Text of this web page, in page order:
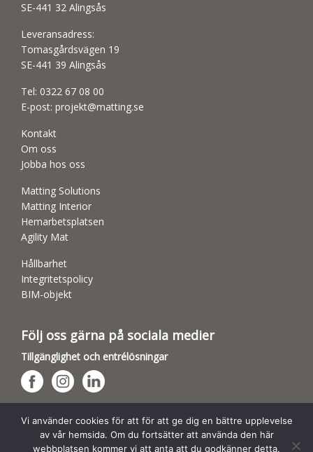
SE-441 32 Alingsås
Leveransadress:
Tomasgårdsvägen 19
SE-441 39 Alingsås
Tel: 0322 67 08 00
E-post: projekt@matting.se
Kontakt
Om oss
Jobba hos oss
Matting Solutions
Matting Interior
Hemarbetsplatsen
Agility Mat
Hållbarhet
Integritetspolicy
BIM-objekt
Följ oss gärna på sociala medier
Tillgänglighet och entrélösningar
Hundsporthallar
Vi använder cookies för att för att ge dig en bättre upplevelse
av vår hemsida. Om du fortsätter att använda den här
webbplatsen kommer vi att anta att du godkänner detta.